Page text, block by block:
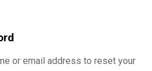
or email address to reset your